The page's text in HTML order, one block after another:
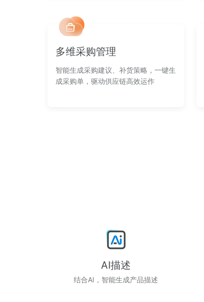
多维采购管理
智能生成采购建议、补货策略，一键生
成采购单，驱动供应链高效运作
AI描述
结合AI，智能生成产品描述